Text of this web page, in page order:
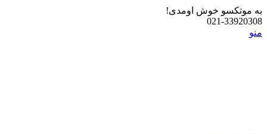
به موتکسو خوش اومدی!
021-33920308
منو